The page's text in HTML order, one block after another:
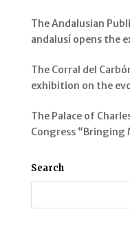
The Andalusian
andalusí opens the
The Corral del
exhibition on the
The Palace of
Congress
Mediterranean
Search